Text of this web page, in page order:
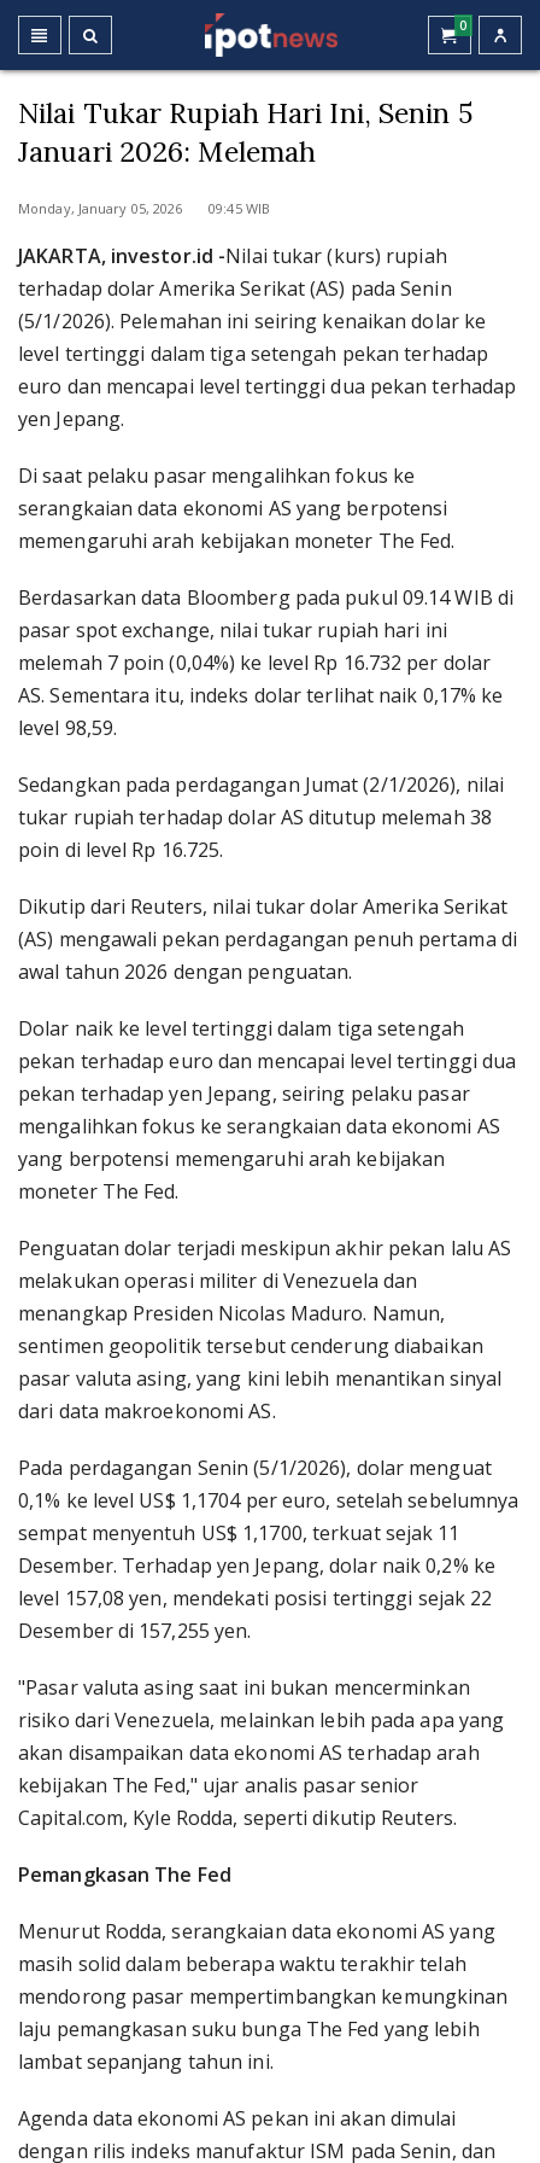
0
Nilai Tukar Rupiah Hari Ini, Senin 5
Januari 2026: Melemah
Monday, January 05, 2026 09:45 WIB
JAKARTA, investor.id -Nilai tukar (kurs) rupiah
terhadap dolar Amerika Serikat (AS) pada Senin
(5/1/2026). Pelemahan ini seiring kenaikan dolar ke
level tertinggi dalam tiga setengah pekan terhadap
euro dan mencapai level tertinggi dua pekan terhadap
yen Jepang.
Di saat pelaku pasar mengalihkan fokus ke
serangkaian data ekonomi AS yang berpotensi
memengaruhi arah kebijakan moneter The Fed.
Berdasarkan data Bloomberg pada pukul 09.14 WIB di
pasar spot exchange, nilai tukar rupiah hari ini
melemah 7 poin (0,04%) ke level Rp 16.732 per dolar
AS. Sementara itu, indeks dolar terlihat naik 0,17% ke
level 98,59.
Sedangkan pada perdagangan Jumat (2/1/2026), nilai
tukar rupiah terhadap dolar AS ditutup melemah 38
poin di level Rp 16.725.
Dikutip dari Reuters, nilai tukar dolar Amerika Serikat
(AS) mengawali pekan perdagangan penuh pertama di
awal tahun 2026 dengan penguatan.
Dolar naik ke level tertinggi dalam tiga setengah
pekan terhadap euro dan mencapai level tertinggi dua
pekan terhadap yen Jepang, seiring pelaku pasar
mengalihkan fokus ke serangkaian data ekonomi AS
yang berpotensi memengaruhi arah kebijakan
moneter The Fed.
Penguatan dolar terjadi meskipun akhir pekan lalu AS
melakukan operasi militer di Venezuela dan
menangkap Presiden Nicolas Maduro. Namun,
sentimen geopolitik tersebut cenderung diabaikan
pasar valuta asing, yang kini lebih menantikan sinyal
dari data makroekonomi AS.
Pada perdagangan Senin (5/1/2026), dolar menguat
0,1% ke level US$ 1,1704 per euro, setelah sebelumnya
sempat menyentuh US$ 1,1700, terkuat sejak 11
Desember. Terhadap yen Jepang, dolar naik 0,2% ke
level 157,08 yen, mendekati posisi tertinggi sejak 22
Desember di 157,255 yen.
"Pasar valuta asing saat ini bukan mencerminkan
risiko dari Venezuela, melainkan lebih pada apa yang
akan disampaikan data ekonomi AS terhadap arah
kebijakan The Fed," ujar analis pasar senior
Capital.com, Kyle Rodda, seperti dikutip Reuters.
Pemangkasan The Fed
Menurut Rodda, serangkaian data ekonomi AS yang
masih solid dalam beberapa waktu terakhir telah
mendorong pasar mempertimbangkan kemungkinan
laju pemangkasan suku bunga The Fed yang lebih
lambat sepanjang tahun ini.
Agenda data ekonomi AS pekan ini akan dimulai
dengan rilis indeks manufaktur ISM pada Senin, dan